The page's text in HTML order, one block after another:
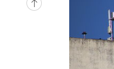
-17232초 전 >
축구협회, 15년
경찰, '홍명보는
[속보]합참 "北 발
日방위성, 北이 동해